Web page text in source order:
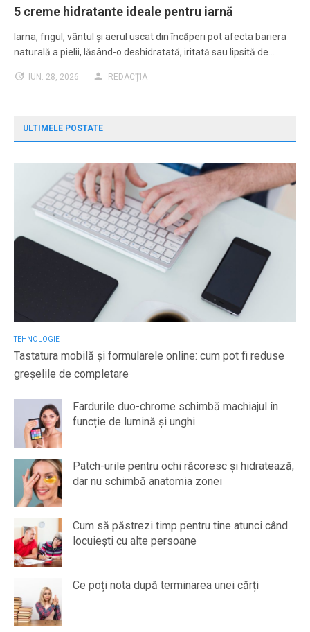
5 creme hidratante ideale pentru iarnă
Iarna, frigul, vântul și aerul uscat din încăperi pot afecta bariera
naturală a pielii, lăsând-o deshidratată, iritată sau lipsită de…
IUN. 28, 2026 REDACȚIA
ULTIMELE POSTATE
TEHNOLOGIE
Tastatura mobilă și formularele online: cum pot fi reduse
greșelile de completare
Fardurile duo-chrome schimbă machiajul în
funcție de lumină și unghi
Patch-urile pentru ochi răcoresc și hidratează,
dar nu schimbă anatomia zonei
Cum să păstrezi timp pentru tine atunci când
locuiești cu alte persoane
Ce poți nota după terminarea unei cărți